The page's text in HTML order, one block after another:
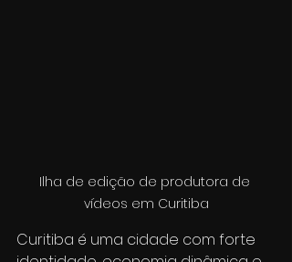
Ilha de edição de produtora de
vídeos em Curitiba
Curitiba é uma cidade com forte